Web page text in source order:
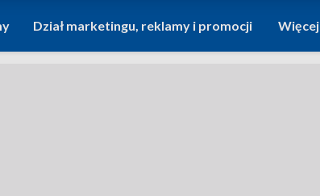
Dział marketingu, reklamy i promocji Więcej